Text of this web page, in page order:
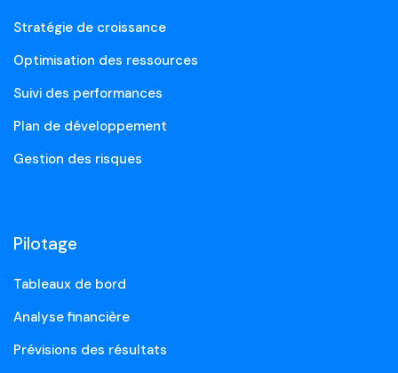
Stratégie de croissance
Optimisation des ressources
Suivi des performances
Plan de développement
Gestion des risques
Pilotage
Tableaux de bord
Analyse financière
Prévisions des résultats